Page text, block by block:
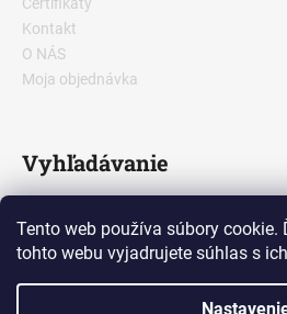
Tento web používa súbory cookie.
tohto webu vyjadrujete súhlas s
Kontakt
O NÁS
Moja objednávka
Vyhľadávanie